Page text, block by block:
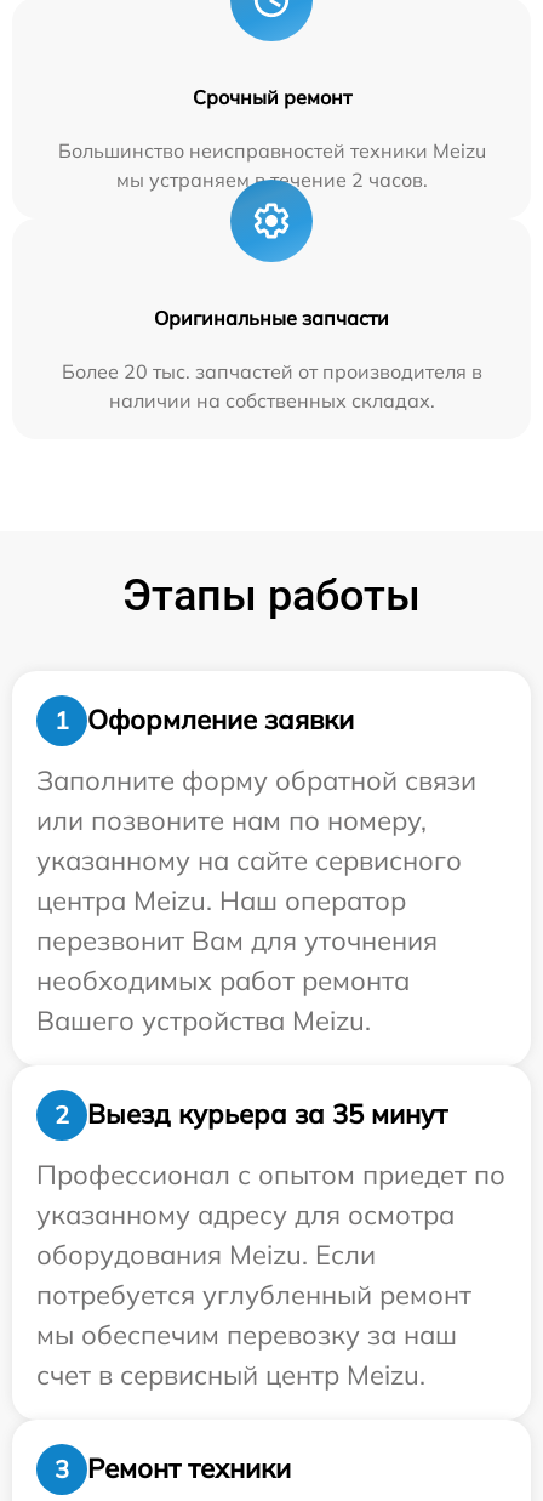
Срочный ремонт
Большинство неисправностей техники Meizu
мы устраняем в течение 2 часов.
Оригинальные запчасти
Более 20 тыс. запчастей от производителя в
наличии на собственных складах.
Этапы работы
1
Оформление заявки
Заполните форму обратной связи
или позвоните нам по номеру,
указанному на сайте сервисного
центра Meizu. Наш оператор
перезвонит Вам для уточнения
необходимых работ ремонта
Вашего устройства Meizu.
2
Выезд курьера за 35 минут
Профессионал с опытом приедет по
указанному адресу для осмотра
оборудования Meizu. Если
потребуется углубленный ремонт
мы обеспечим перевозку за наш
счет в сервисный центр Meizu.
3 Ремонт техники